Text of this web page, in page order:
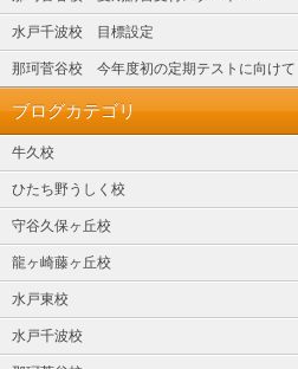
水戸千波校 目標設定
那珂菅谷校 今年度初の定期テストに向けて
ブログカテゴリ
牛久校
ひたち野うしく校
守谷久保ヶ丘校
龍ヶ崎藤ヶ丘校
水戸東校
水戸千波校